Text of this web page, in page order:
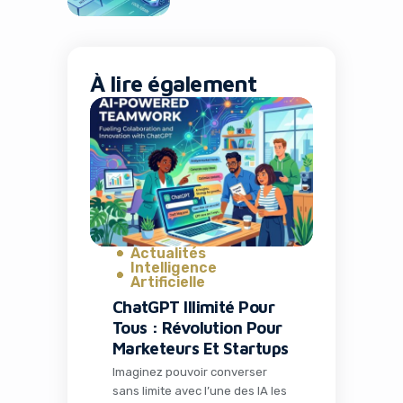
À lire également
Actualités
Intelligence
Artificielle
ChatGPT Illimité Pour
Tous : Révolution Pour
Marketeurs Et Startups
Imaginez pouvoir converser
sans limite avec l’une des IA les